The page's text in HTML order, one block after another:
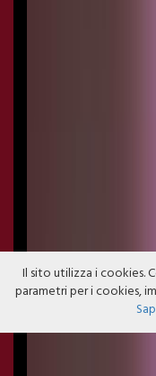
Il sito utilizza i cookies.
parametri per i cookies,